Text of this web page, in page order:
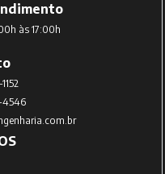
às 17:00h
4546